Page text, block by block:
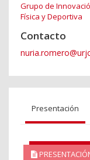
Grupo de
Física y Deportiva
Contacto
Presentación